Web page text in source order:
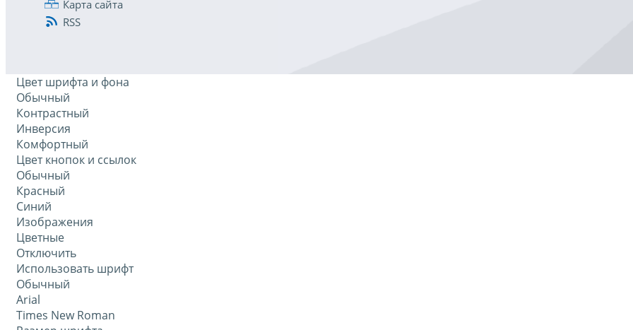
Карта сайта
RSS
Цвет шрифта и фона
Обычный
Контрастный
Инверсия
Комфортный
Цвет кнопок и ссылок
Обычный
Красный
Синий
Изображения
Цветные
Отключить
Использовать шрифт
Обычный
Arial
Times New Roman